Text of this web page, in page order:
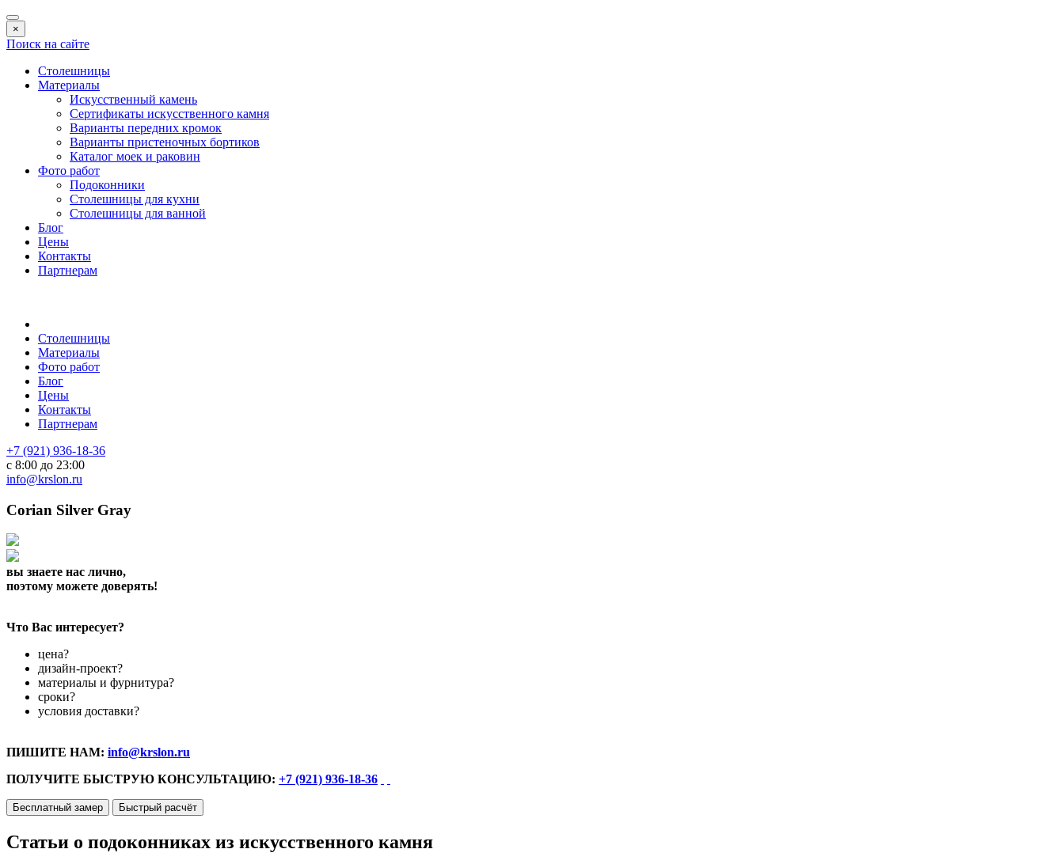
×
Поиск на сайте
Столешницы
Материалы
Искусственный камень
Сертификаты искусственного камня
Варианты передних кромок
Варианты пристеночных бортиков
Каталог моек и раковин
Фото работ
Подоконники
Столешницы для кухни
Столешницы для ванной
Блог
Цены
Контакты
Партнерам
Столешницы
Материалы
Фото работ
Блог
Цены
Контакты
Партнерам
+7 (921) 936-18-36
с 8:00 до 23:00
info@krslon.ru
Corian Silver Gray
вы знаете нас лично,
поэтому можете доверять!
Что Вас интересует?
цена?
дизайн-проект?
материалы и фурнитура?
сроки?
условия доставки?
ПИШИТЕ НАМ: info@krslon.ru
ПОЛУЧИТЕ БЫСТРУЮ КОНСУЛЬТАЦИЮ: +7 (921) 936-18-36
Бесплатный замер Быстрый расчёт
Статьи о подоконниках из искусственного камня